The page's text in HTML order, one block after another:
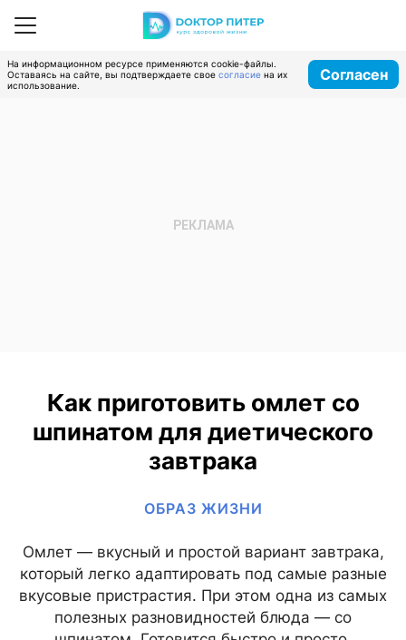
На информационном ресурсе применяются cookie-файлы.
Оставаясь на сайте, вы подтверждаете свое согласие на их
использование.
Согласен
Как приготовить омлет со
шпинатом для диетического
завтрака
ОБРАЗ ЖИЗНИ
Омлет — вкусный и простой вариант завтрака,
который легко адаптировать под самые разные
вкусовые пристрастия. При этом одна из самых
полезных разновидностей блюда — со